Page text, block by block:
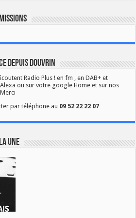
depuis Douvrin
Radio Plus ! en fm , en DAB+ et
ou sur votre google Home et sur nos
par téléphone au 09 52 22 22 07
une